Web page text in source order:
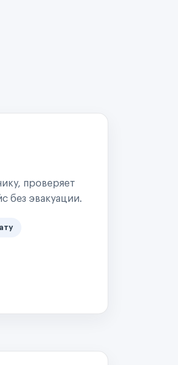
проверяет
без эвакуации.